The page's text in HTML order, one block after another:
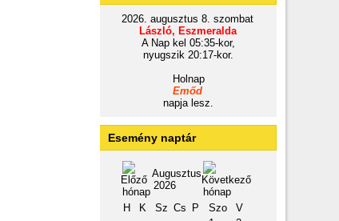
2026. augusztus 8. szombat
László, Eszmeralda
A Nap kel 05:35-kor,
nyugszik 20:17-kor.
Holnap
Emőd
napja lesz.
Esemény naptár
Augusztus
2026
H
K Sz Cs P Szo
V